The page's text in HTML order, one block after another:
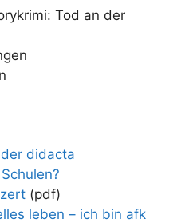
Tod an der
didacta
(pdf)
leben – ich bin afk